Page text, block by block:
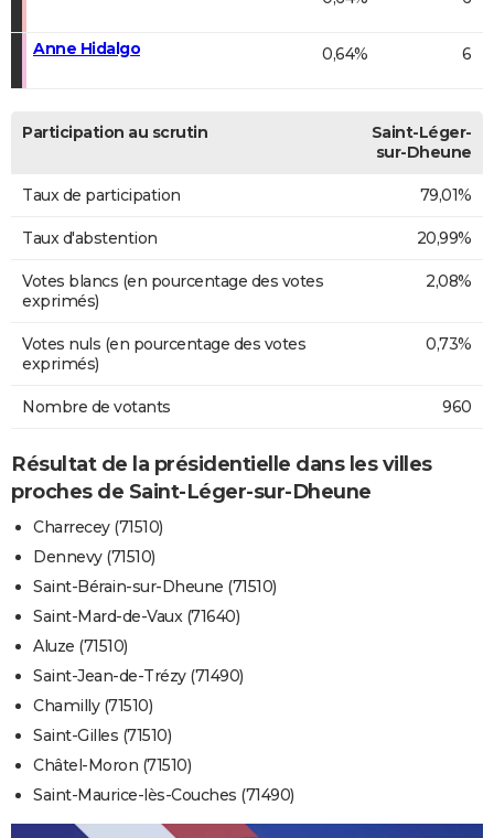
Anne Hidalgo 0,64% 6
Participation au scrutin
Saint-Léger-
sur-Dheune
Taux de participation 79,01%
Taux d'abstention 20,99%
Votes blancs (en pourcentage des votes
exprimés)
2,08%
Votes nuls (en pourcentage des votes
exprimés)
0,73%
Nombre de votants 960
Résultat de la présidentielle dans les villes
proches de Saint-Léger-sur-Dheune
Charrecey (71510)
Dennevy (71510)
Saint-Bérain-sur-Dheune (71510)
Saint-Mard-de-Vaux (71640)
Aluze (71510)
Saint-Jean-de-Trézy (71490)
Chamilly (71510)
Saint-Gilles (71510)
Châtel-Moron (71510)
Saint-Maurice-lès-Couches (71490)